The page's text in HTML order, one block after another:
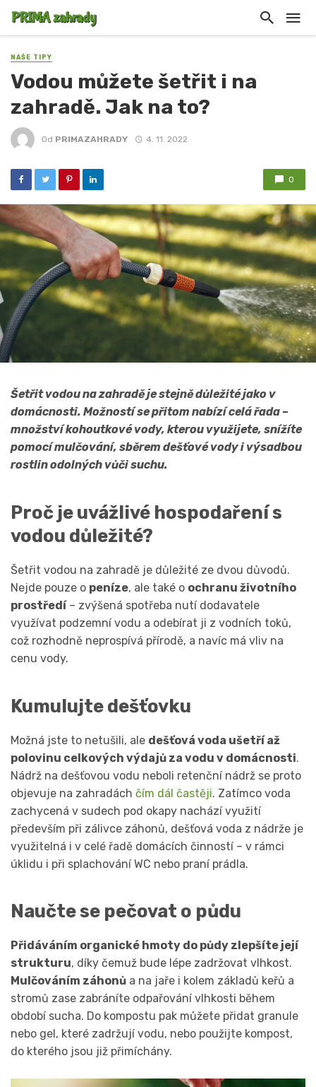
NAŠE TIPY
Vodou můžete šetřit i na
zahradě. Jak na to?
Od PRIMAZAHRADY 4. 11. 2022
0
Šetřit vodou na zahradě je stejně důležité jako v
domácnosti. Možností se přitom nabízí celá řada –
množství kohoutkové vody, kterou využijete, snížíte
pomocí mulčování, sběrem dešťové vody i výsadbou
rostlin odolných vůči suchu.
Proč je uvážlivé hospodaření s
vodou důležité?
Šetřit vodou na zahradě je důležité ze dvou důvodů.
Nejde pouze o peníze, ale také o ochranu životního
prostředí– zvýšená spotřeba nutí dodavatele
využívat podzemní vodu a odebírat ji z vodních toků,
což rozhodně neprospívá přírodě, a navíc má vliv na
cenu vody.
Kumulujte dešťovku
Možná jste to netušili, ale dešťová voda ušetří až
polovinu celkových výdajů za vodu v domácnosti.
Nádrž na dešťovou vodu neboli retenční nádrž se proto
objevuje na zahradách čím dál častěji. Zatímco voda
zachycená v sudech pod okapy nachází využití
především při zálivce záhonů, dešťová voda z nádrže je
využitelná i v celé řadě domácích činností – v rámci
úklidu i při splachování WC nebo praní prádla.
Naučte se pečovat o půdu
Přidáváním organické hmoty do půdy zlepšíte její
strukturu, díky čemuž bude lépe zadržovat vlhkost.
Mulčováním záhonů a na jaře i kolem základů keřů a
stromů zase zabráníte odpařování vlhkosti během
období sucha. Do kompostu pak můžete přidat granule
nebo gel, které zadržují vodu, nebo použijte kompost,
do kterého jsou již přimíchány.